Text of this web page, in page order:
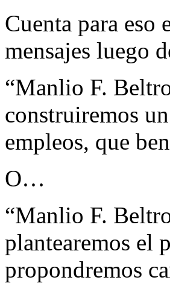
Cuenta para
mensajes luego
“Manlio F.
construiremos
empleos, que
O…
“Manlio F.
plantearemos el
propondremos